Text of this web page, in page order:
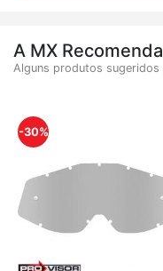
A MX Recomenda
Alguns produtos sugeridos
-30%